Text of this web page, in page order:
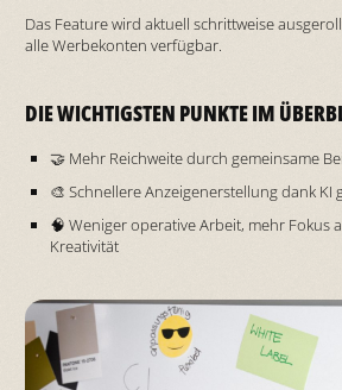
Das Feature wird aktuell schrittweise
alle Werbekonten verfügbar.
DIE WICHTIGSTEN PUNKTE IM
🤝 Mehr Reichweite durch gemeinsame
🎨 Schnellere Anzeigenerstellung dank KI
🧠 Weniger operative Arbeit, mehr Fokus
Kreativität